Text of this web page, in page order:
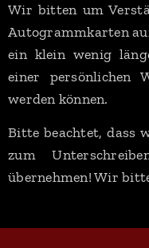
Wir bitten um
Autogrammkarten
ein klein wenig
einer persönlichen
werden können.
Bitte beachtet, dass
zum
übernehmen! Wir